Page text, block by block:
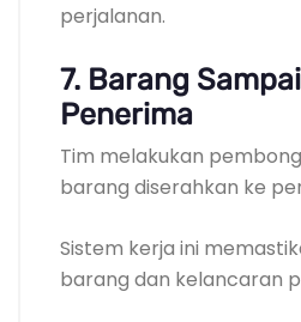
perjalanan.
7. Barang
Penerima
Tim melakukan
barang diserahkan ke
Sistem kerja ini
barang dan kelancaran